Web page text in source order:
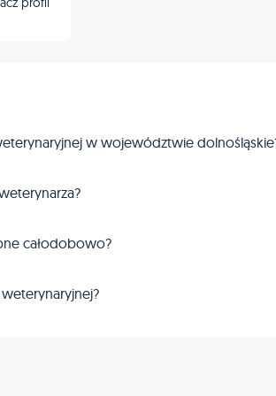
w województwie
całodobowo?